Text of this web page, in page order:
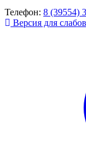
Телефон: 8 (39554)
Версия для